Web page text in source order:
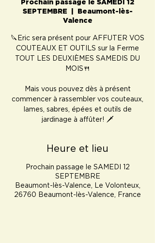
Prochain passage le SAMEDI 12
SEPTEMBRE
Beaumont-lès-
Valence
🔪Eric sera présent pour AFFUTER VOS
COUTEAUX ET OUTILS sur la Ferme
TOUT LES DEUXIÈMES SAMEDIS DU
MOIS🍴
Mais vous pouvez dès à présent
commencer à rassembler vos couteaux,
lames, sabres, épées et outils de
jardinage à affûter! 🗡️
Heure et lieu
Prochain passage le SAMEDI 12
SEPTEMBRE
Beaumont-lès-Valence, Le Volonteux,
26760 Beaumont-lès-Valence, France